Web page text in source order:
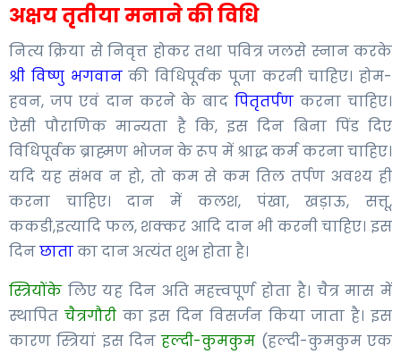
अक्षय तृतीया मनाने की विधि
नित्य क्रिया से निवृत्त होकर तथा पवित्र जलसे स्नान करके
श्री विष्णु भगवानकी विधिपूर्वक पूजा करनी चाहिए। होम-
हवन, जप एवं दान करने के बादपितृतर्पण करना चाहिए।
ऐसी पौराणिक मान्यता है कि, इस दिन बिना पिंड दिए
विधिपूर्वक ब्राह्मण भोजन के रूप में श्राद्ध कर्म करना चाहिए।
यदि यह संभव न हो, तो कम से कम तिल तर्पण अवश्य ही
करना चाहिए। दान में कलश, पंखा, खड़ाऊ, सत्तू,
ककडी,इत्यादि फल, शक्कर आदि दान भी करनी चाहिए। इस
दिनछाताका दान अत्यंत शुभ होता है।
स्त्रियोंके लिए यह दिन अति महत्त्वपूर्ण होता है। चैत्र मास में
स्थापित चैत्रगौरीका इस दिन विसर्जन किया जाता है। इस
कारण स्त्रियां इस दिनहल्दी-कुमकुम (हल्दी-कुमकुम एक